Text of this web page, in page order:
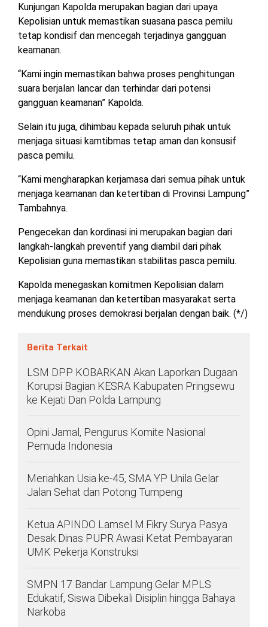
TULANG
BAWANG
TULANG
BARAT
WAYKANAN
LAMPUNG
UTARA
DPRD
DPRD
PESISIR
DPRD
TULANG
DPRD
TULANG
BARAT
DPRD
INFO
KEBIJAKAN
SOSIAL
PEDOMAN
REDAKSI
TENTANG
Kunjungan Kapolda merupakan bagian dari upaya
Kepolisian untuk memastikan suasana pasca pemilu
tetap kondisif dan mencegah terjadinya gangguan
keamanan.
“Kami ingin memastikan bahwa proses penghitungan
suara berjalan lancar dan terhindar dari potensi
gangguan keamanan” Kapolda.
Selain itu juga, dihimbau kepada seluruh pihak untuk
menjaga situasi kamtibmas tetap aman dan konsusif
pasca pemilu.
“Kami mengharapkan kerjamasa dari semua pihak untuk
menjaga keamanan dan ketertiban di Provinsi Lampung”
Tambahnya.
Pengecekan dan kordinasi ini merupakan bagian dari
langkah-langkah preventif yang diambil dari pihak
Kepolisian guna memastikan stabilitas pasca pemilu.
Kapolda menegaskan komitmen Kepolisian dalam
menjaga keamanan dan ketertiban masyarakat serta
mendukung proses demokrasi berjalan dengan baik. (*/)
Berita Terkait
LSM DPP KOBARKAN Akan Laporkan Dugaan
Korupsi Bagian KESRA Kabupaten Pringsewu
ke Kejati Dan Polda Lampung
Opini Jamal, Pengurus Komite Nasional
Pemuda Indonesia
Meriahkan Usia ke-45, SMA YP Unila Gelar
Jalan Sehat dan Potong Tumpeng
Ketua APINDO Lamsel M.Fikry Surya Pasya
Desak Dinas PUPR Awasi Ketat Pembayaran
UMK Pekerja Konstruksi
SMPN 17 Bandar Lampung Gelar MPLS
Edukatif, Siswa Dibekali Disiplin hingga Bahaya
Narkoba